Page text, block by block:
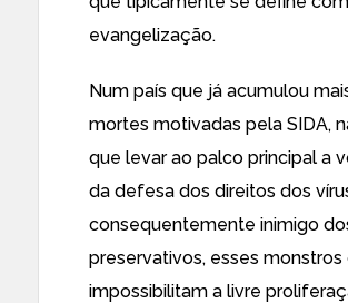
evangelização.
Num país que já acumulou
mortes motivadas pela SIDA,
que levar ao palco principal a
da defesa dos direitos dos
consequentemente inimigo
preservativos, esses monstros
impossibilitam a livre